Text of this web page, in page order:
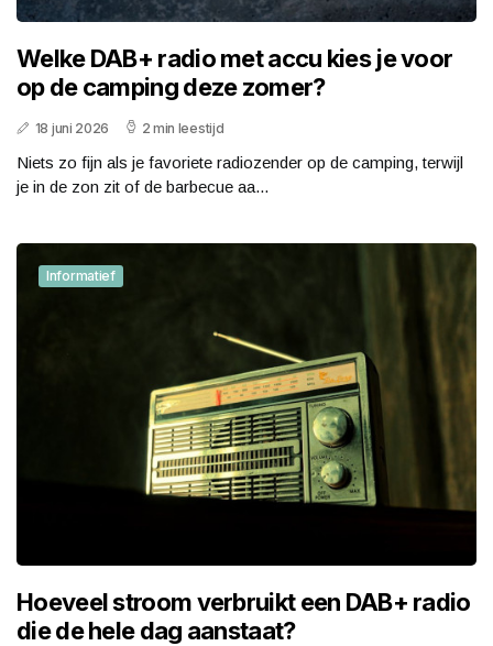
Welke DAB+ radio met accu kies je voor
op de camping deze zomer?
18 juni 2026 2 min leestijd
Niets zo fijn als je favoriete radiozender op de camping, terwijl
je in de zon zit of de barbecue aa...
Informatief
Hoeveel stroom verbruikt een DAB+ radio
die de hele dag aanstaat?